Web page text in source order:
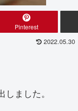
Pinterest
2022.05.30
ました。